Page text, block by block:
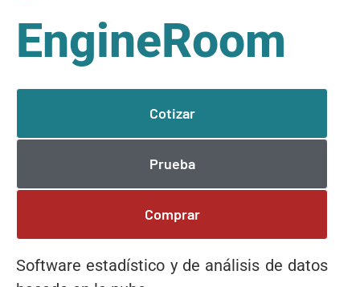
EngineRoom
Cotizar
Prueba
Comprar
Software estadístico y de análisis de datos